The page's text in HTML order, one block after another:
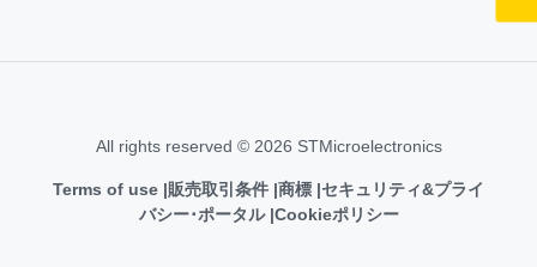
All rights reserved © 2026 STMicroelectronics
Terms of use 販売取引条件 商標 セキュリティ&プライ
バシー･ポータル Cookieポリシー